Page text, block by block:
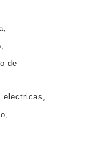
de
electricas